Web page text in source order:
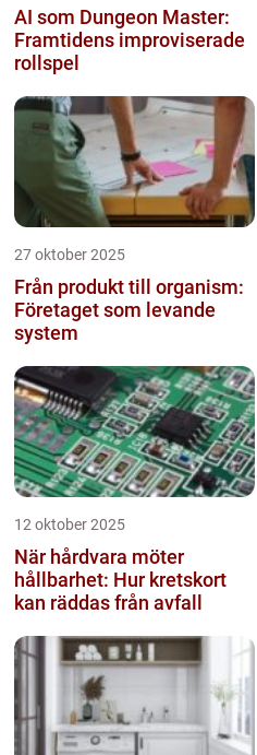
AI som Dungeon Master:
Framtidens improviserade
rollspel
27 oktober 2025
Från produkt till organism:
Företaget som levande
system
12 oktober 2025
När hårdvara möter
hållbarhet: Hur kretskort
kan räddas från avfall